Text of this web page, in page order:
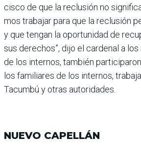
cisco de que la reclusión no
mos trabajar para que la reclusión
y que tengan la opor­tunidad de
sus derechos”, dijo el cardenal a
de los internos, también
los familiares de los internos,
Tacumbú y otras autoridades.
NUEVO CAPELLÁN